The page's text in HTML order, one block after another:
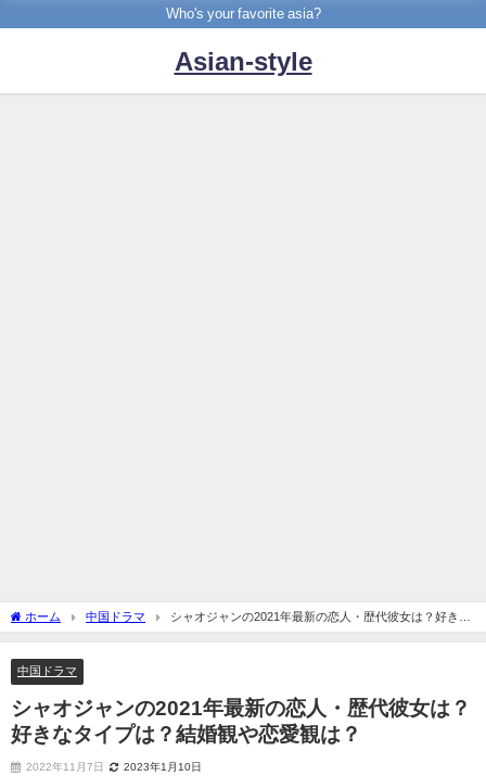
Who's your favorite asia?
Asian-style
ホーム 中国ドラマ
シャオジャンの2021年最新の恋人・歴代彼女は？好きな
タイプは？結婚観や恋愛観は？
中国ドラマ
シャオジャンの2021年最新の恋人・歴代彼女は？
好きなタイプは？結婚観や恋愛観は？
2022年11月7日 2023年1月10日